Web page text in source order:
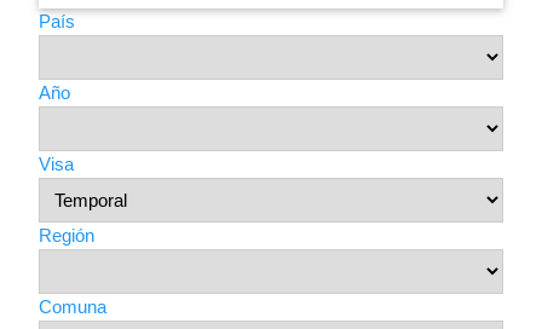
País
Año
Visa
Región
Comuna